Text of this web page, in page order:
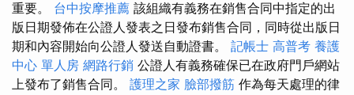
重要。 台中按摩推薦 該組織有義務在銷售合同中指定的出
版日期發佈在公證人發表之日發布銷售合同，同時從出版日
期和內容開始向公證人發送自動證書。 記帳士 高普考 養護
中心 單人房 網路行銷 公證人有義務確保已在政府門戶網站
上發布了銷售合同。 護理之家 臉部撥筋 作為每天處理的律